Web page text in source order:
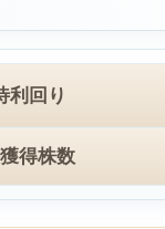
利回り
得株数